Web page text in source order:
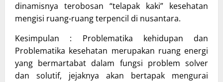
dinamisnya terobosan “telapak kaki” kesehatan
mengisi ruang-ruang terpencil di nusantara.
Kesimpulan : Problematika kehidupan dan
Problematika kesehatan merupakan ruang energi
yang bermartabat dalam fungsi problem solver
dan solutif, jejaknya akan bertapak mengurai